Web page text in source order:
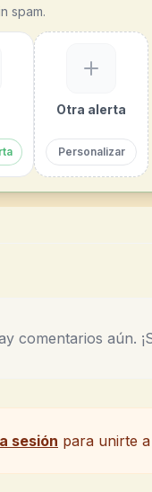
spam.
Otra alerta
Personalizar
comentarios aún.
sesión para unirte